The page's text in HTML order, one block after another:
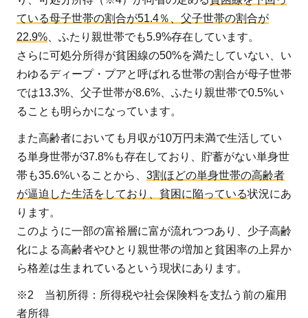
ている母子世帯の割合が51.4％、父子世帯の割合が
22.9% 、ふたり親世帯でも5.9%存在しています。
さらに可処分所得が貧困線の50%を満たしていない、い
わゆるディープ・プアと呼ばれる世帯の割合が母子世帯
では13.3%、父子世帯が8.6%、ふたり親世帯で0.5%い
ることも明らかになっています。
また高齢者においても月収が10万円未満で生活してい
る単身世帯が37.8%も存在しており、貯蓄がない単身世
帯も35.6%いることから、 3割ほどの単身世帯の高齢者
が逼迫した生活をしており、貧困に陥っている状況にあ
ります。
このように一部の富裕層に富が流れつつあり、少子高齢
化による高齢者やひとり親世帯の増加と貧困率の上昇か
ら格差は生まれているという現状にあります。
※2 当初所得：所得税や社会保険料を支払う前の雇用
者所得